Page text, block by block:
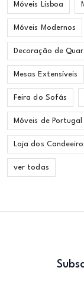
Móveis Lisboa
Móveis Modernos
Decoração de
Mesas Extensíveis
Feira do Sofás
Móveis de Portugal
Loja dos
ver todas